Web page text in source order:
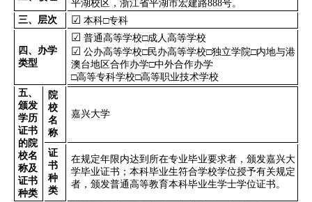
平湖校区，浙江省平湖市宏建路888号。
三、层次
☑ 本科□专科
四、办学
类型
☑ 普通高等学校□成人高等学校
☑ 公办高等学校□民办高等学校□独立学院□内地与港
澳台地区合作办学□中外合作办学
□高等专科学校□高等职业技术学校
五、
颁发
学历
证书
的院
校名
称及
证书
种类
院
校
名
称
嘉兴大学
证
书
种
类
在规定年限内达到所在专业毕业要求者，颁发嘉兴大
学毕业证书；本科毕业生符合学校学位授予有关规定
者，颁发普通高等教育本科毕业生学士学位证书。